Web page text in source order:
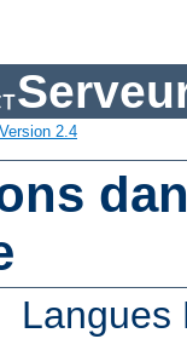
Version 2.4